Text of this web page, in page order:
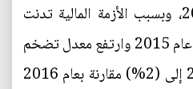
متوسطة التنمية عام 2015، وبسبب الأزمة المالية تدنت
السيولة المالية إلى (-9%) عام 2015 وارتفع معدل تضخم
أسعار المستهلك عام 2017 إلى (2%) مقارنة بعام 2016